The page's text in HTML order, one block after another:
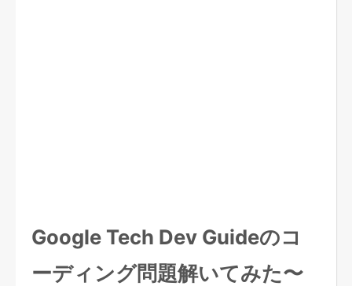
Google Tech Dev Guideのコ
ーディング問題解いてみた〜